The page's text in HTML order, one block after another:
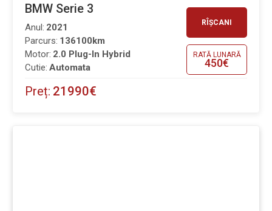
RÎȘCANI
RATĂ LUNARĂ
450€
BMW Serie 3
Parcurs: 136100km
Anul: 2021
Motor: 2.0 Plug-In Hybrid
Cutie: Automata
Preț: 21990€